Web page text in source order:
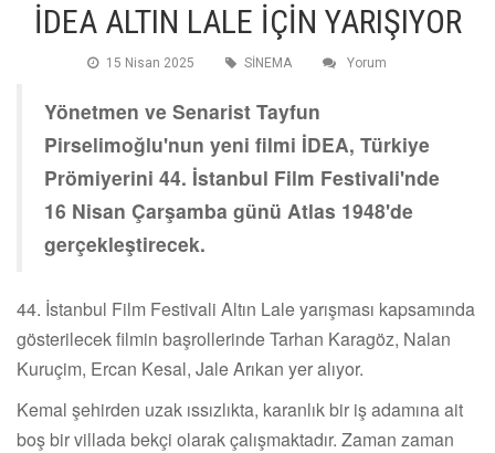
İDEA ALTIN LALE İÇİN YARIŞIYOR
15 Nisan 2025 SİNEMA Yorum
Yönetmen ve Senarist Tayfun
Pirselimoğlu'nun yeni filmi İDEA, Türkiye
Prömiyerini 44. İstanbul Film Festivali'nde
16 Nisan Çarşamba günü Atlas 1948'de
gerçekleştirecek.
44. İstanbul Film Festivali Altın Lale yarışması kapsamında
gösterilecek filmin başrollerinde Tarhan Karagöz, Nalan
Kuruçim, Ercan Kesal, Jale Arıkan yer alıyor.
Kemal şehirden uzak ıssızlıkta, karanlık bir iş adamına ait
boş bir villada bekçi olarak çalışmaktadır. Zaman zaman